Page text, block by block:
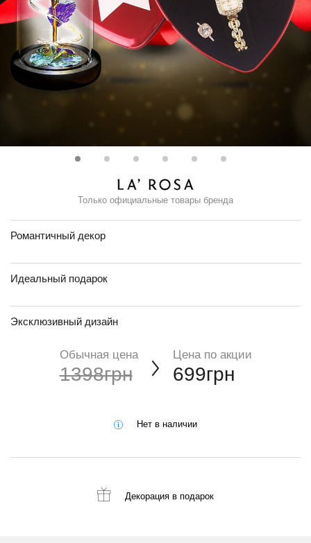
Только официальные товары бренда
Романтичный декор
Идеальный подарок
Эксклюзивный дизайн
Обычная цена
1398грн
Цена по акции
699грн
Нет в наличии
Декорация в подарок